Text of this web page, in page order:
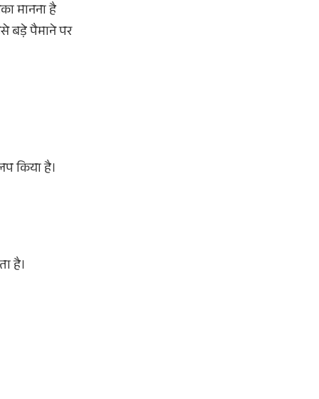
मानना है
बड़े पैमाने पर
किया है।
है।